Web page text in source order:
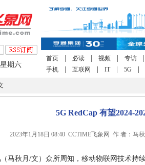
期六
首页 必读 视频 专访
手机
互联网 IT 5G
5G RedCap 有望2024-
2023年1月18日 08:40 CCTIME飞象网 作 者：马秋
（马秋月/文）众所周知，移动物联网技术持